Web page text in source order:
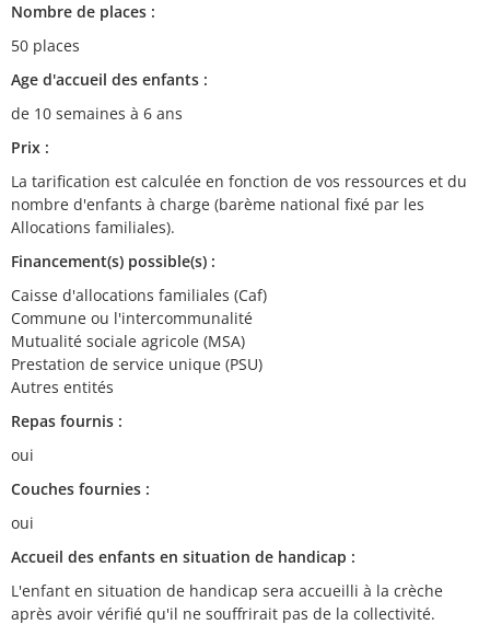
Nombre de places :
50 places
Age d'accueil des enfants :
de 10 semaines à 6 ans
Prix :
La tarification est calculée en fonction de vos ressources et du
nombre d'enfants à charge (barème national fixé par les
Allocations familiales).
Financement(s) possible(s) :
Caisse d'allocations familiales (Caf)
Commune ou l'intercommunalité
Mutualité sociale agricole (MSA)
Prestation de service unique (PSU)
Autres entités
Repas fournis :
oui
Couches fournies :
oui
Accueil des enfants en situation de handicap :
L'enfant en situation de handicap sera accueilli à la crèche
après avoir vérifié qu'il ne souffrirait pas de la collectivité.